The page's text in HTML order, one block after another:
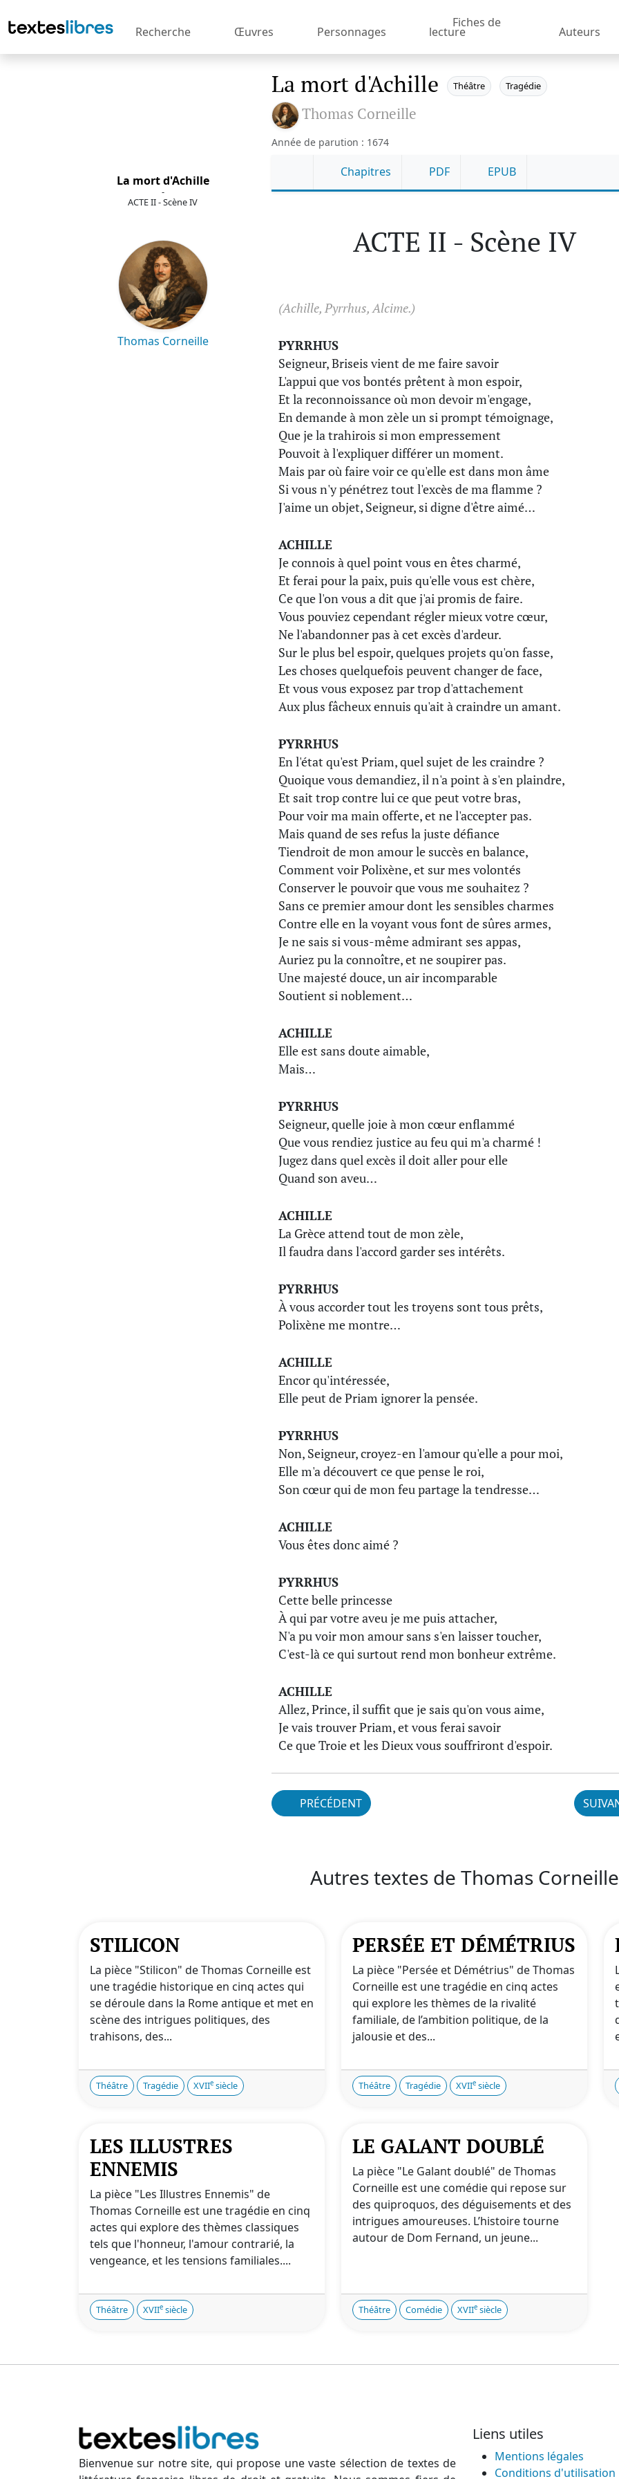
Recherche Œuvres Personnages
Fiches de
lecture Auteurs
La mort d'Achille
-
ACTE II - Scène IV
Thomas Corneille
La mort d'Achille Théâtre Tragédie
Thomas Corneille
Année de parution : 1674
Chapitres PDF EPUB
ACTE II - Scène IV
(Achille, Pyrrhus, Alcime.)
PYRRHUS
Seigneur, Briseis vient de me faire savoir
L'appui que vos bontés prêtent à mon espoir,
Et la reconnoissance où mon devoir m'engage,
En demande à mon zèle un si prompt témoignage,
Que je la trahirois si mon empressement
Pouvoit à l'expliquer différer un moment.
Mais par où faire voir ce qu'elle est dans mon âme
Si vous n'y pénétrez tout l'excès de ma flamme ?
J'aime un objet, Seigneur, si digne d'être aimé…
ACHILLE
Je connois à quel point vous en êtes charmé,
Et ferai pour la paix, puis qu'elle vous est chère,
Ce que l'on vous a dit que j'ai promis de faire.
Vous pouviez cependant régler mieux votre cœur,
Ne l'abandonner pas à cet excès d'ardeur.
Sur le plus bel espoir, quelques projets qu'on fasse,
Les choses quelquefois peuvent changer de face,
Et vous vous exposez par trop d'attachement
Aux plus fâcheux ennuis qu'ait à craindre un amant.
PYRRHUS
En l'état qu'est Priam, quel sujet de les craindre ?
Quoique vous demandiez, il n'a point à s'en plaindre,
Et sait trop contre lui ce que peut votre bras,
Pour voir ma main offerte, et ne l'accepter pas.
Mais quand de ses refus la juste défiance
Tiendroit de mon amour le succès en balance,
Comment voir Polixène, et sur mes volontés
Conserver le pouvoir que vous me souhaitez ?
Sans ce premier amour dont les sensibles charmes
Contre elle en la voyant vous font de sûres armes,
Je ne sais si vous-même admirant ses appas,
Auriez pu la connoître, et ne soupirer pas.
Une majesté douce, un air incomparable
Soutient si noblement…
ACHILLE
Elle est sans doute aimable,
Mais…
PYRRHUS
Seigneur, quelle joie à mon cœur enflammé
Que vous rendiez justice au feu qui m'a charmé !
Jugez dans quel excès il doit aller pour elle
Quand son aveu…
ACHILLE
La Grèce attend tout de mon zèle,
Il faudra dans l'accord garder ses intérêts.
PYRRHUS
À vous accorder tout les troyens sont tous prêts,
Polixène me montre…
ACHILLE
Encor qu'intéressée,
Elle peut de Priam ignorer la pensée.
PYRRHUS
Non, Seigneur, croyez-en l'amour qu'elle a pour moi,
Elle m'a découvert ce que pense le roi,
Son cœur qui de mon feu partage la tendresse…
ACHILLE
Vous êtes donc aimé ?
PYRRHUS
Cette belle princesse
À qui par votre aveu je me puis attacher,
N'a pu voir mon amour sans s'en laisser toucher,
C'est-là ce qui surtout rend mon bonheur extrême.
ACHILLE
Allez, Prince, il suffit que je sais qu'on vous aime,
Je vais trouver Priam, et vous ferai savoir
Ce que Troie et les Dieux vous souffriront d'espoir.
PRÉCÉDENT
Autres textes de Thomas Corneille
STILICON
La pièce "Stilicon" de Thomas Corneille est
une tragédie historique en cinq actes qui
se déroule dans la Rome antique et met en
scène des intrigues politiques, des
trahisons, des...
Théâtre Tragédie XVIIe siècle
PERSÉE ET DÉMÉTRIUS
La pièce "Persée et Démétrius" de Thomas
Corneille est une tragédie en cinq actes
qui explore les thèmes de la rivalité
familiale, de l’ambition politique, de la
jalousie et des...
Théâtre Tragédie XVIIe siècle
LES ILLUSTRES
ENNEMIS
La pièce "Les Illustres Ennemis" de
Thomas Corneille est une tragédie en cinq
actes qui explore des thèmes classiques
tels que l'honneur, l'amour contrarié, la
vengeance, et les tensions familiales....
Théâtre XVIIe siècle
LE GALANT DOUBLÉ
La pièce "Le Galant doublé" de Thomas
Corneille est une comédie qui repose sur
des quiproquos, des déguisements et des
intrigues amoureuses. L’histoire tourne
autour de Dom Fernand, un jeune...
Théâtre Comédie XVIIe siècle
Bienvenue sur notre site, qui propose une vaste sélection de textes de
Liens utiles
Mentions légales
Conditions d'utilisation